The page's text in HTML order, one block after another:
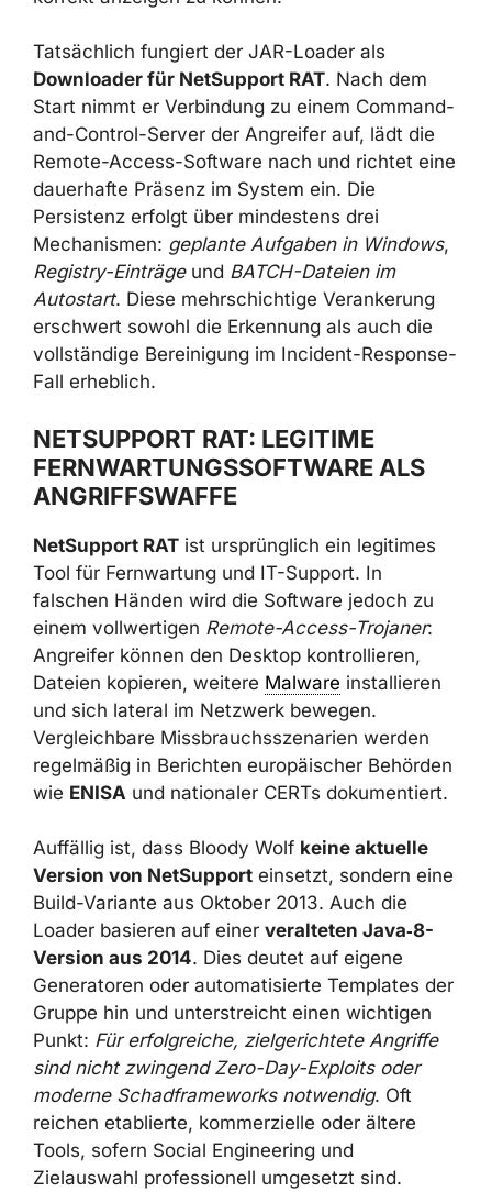
Java Runtime Environment (JRE)zu
installieren oder zu aktualisieren – angeblich,
um die Dokumente korrekt anzeigen zu
können.
Tatsächlich fungiert der JAR-Loader als
Downloader für NetSupport RAT. Nach dem
Start nimmt er Verbindung zu einem
Command-and-Control-Server der Angreifer
auf, lädt die Remote-Access-Software nach
und richtet eine dauerhafte Präsenz im
System ein. Die Persistenz erfolgt über
mindestens drei Mechanismen:
BATCH-Dateien im Autostart. Diese
mehrschichtige Verankerung erschwert
sowohl die Erkennung als auch die
Response-Fall erheblich.
NETSUPPORT RAT: LEGITIME
FERNWARTUNGSSOFTWARE ALS
ANGRIFFSWAFFE
NetSupport RATist ursprünglich ein legitimes
Tool für Fernwartung und IT-Support. In
falschen Händen wird die Software jedoch zu
einem vollwertigenRemote-Access-Trojaner:
Dateien kopieren, weitereMalwareinstallieren
und sich lateral im Netzwerk bewegen.
Vergleichbare Missbrauchsszenarien werden
regelmäßig in Berichten europäischer
Behörden wieENISAund nationaler CERTs
dokumentiert.
Auffällig ist, dass Bloody Wolfkeine aktuelle
Version von NetSupporteinsetzt, sondern
eine Build-Variante aus Oktober 2013. Auch
die Loader basieren auf einerveralteten
Java‑8-Version aus 2014. Dies deutet auf
eigene Generatoren oder automatisierte